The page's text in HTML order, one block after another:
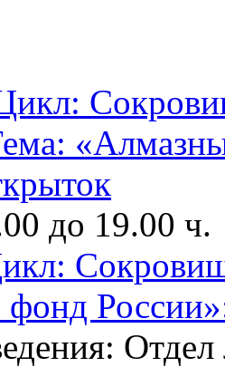
до 19.00 ч.